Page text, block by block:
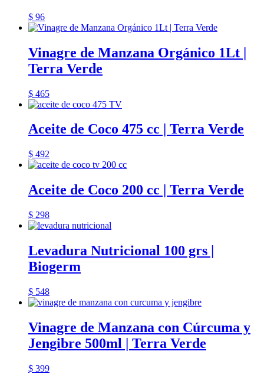
$ 96
Vinagre de Manzana Orgánico 1Lt |
Terra Verde
$ 465
Aceite de Coco 475 cc | Terra Verde
$ 492
Aceite de Coco 200 cc | Terra Verde
$ 298
Levadura Nutricional 100 grs |
Biogerm
$ 548
Vinagre de Manzana con Cúrcuma y
Jengibre 500ml | Terra Verde
$ 399